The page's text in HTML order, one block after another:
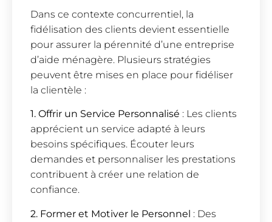
Dans ce contexte concurrentiel, la
fidélisation des clients devient essentielle
pour assurer la pérennité d’une entreprise
d’aide ménagère. Plusieurs stratégies
peuvent être mises en place pour fidéliser
la clientèle :
1. Offrir un Service Personnalisé : Les clients
apprécient un service adapté à leurs
besoins spécifiques. Écouter leurs
demandes et personnaliser les prestations
contribuent à créer une relation de
confiance.
2. Former et Motiver le Personnel : Des